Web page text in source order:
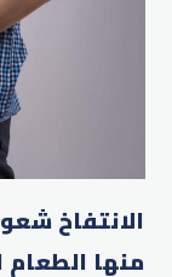
الانتفاخ
منها